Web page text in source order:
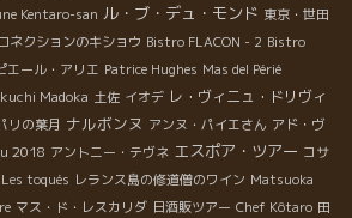
Kentaro-san ル・ブ・デュ・モンド 東京・世田
ネクションのキショウ Bistro FLACON - 2 Bistro
エール・アリエ Patrice Hughes Mas del Périé
Madoka 土佐 イオデ レ・ヴィニュ・ドリヴィ
リの葉月 ナルボンヌ アンヌ・パイエさん アド・ヴ
2018 アントニー・テヴネ エスポア・ツアー コサ
Les toqués レランス島の修道僧のワイン Matsuoka
マス・ド・レスカリダ 日酒販ツアー Chef Kôtaro 田